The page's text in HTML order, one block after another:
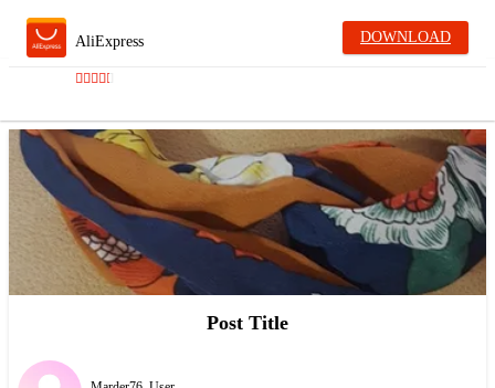
AliExpress DOWNLOAD
Post Title